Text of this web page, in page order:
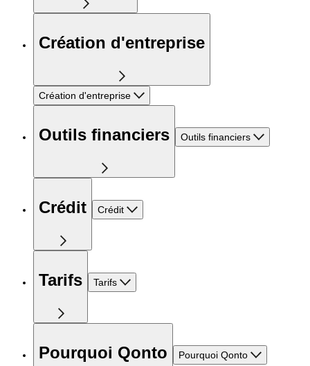
Création d'entreprise
Création d'entreprise
Outils financiers Outils financiers
Crédit Crédit
Tarifs Tarifs
Pourquoi Qonto Pourquoi Qonto